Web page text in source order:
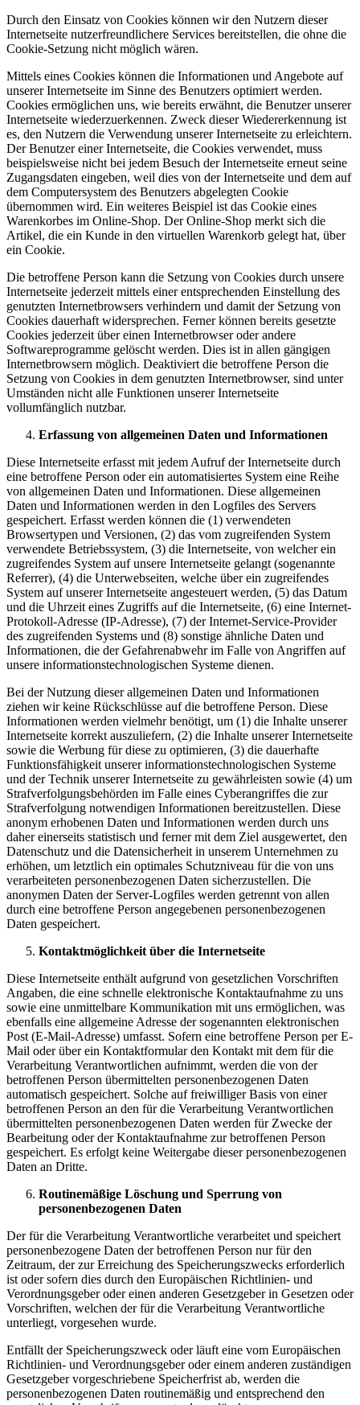
Durch den Einsatz von Cookies können wir den Nutzern dieser
Internetseite nutzerfreundlichere Services bereitstellen, die ohne die
Cookie-Setzung nicht möglich wären.
Mittels eines Cookies können die Informationen und Angebote auf
unserer Internetseite im Sinne des Benutzers optimiert werden.
Cookies ermöglichen uns, wie bereits erwähnt, die Benutzer unserer
Internetseite wiederzuerkennen. Zweck dieser Wiedererkennung ist
es, den Nutzern die Verwendung unserer Internetseite zu erleichtern.
Der Benutzer einer Internetseite, die Cookies verwendet, muss
beispielsweise nicht bei jedem Besuch der Internetseite erneut seine
Zugangsdaten eingeben, weil dies von der Internetseite und dem auf
dem Computersystem des Benutzers abgelegten Cookie
übernommen wird. Ein weiteres Beispiel ist das Cookie eines
Warenkorbes im Online-Shop. Der Online-Shop merkt sich die
Artikel, die ein Kunde in den virtuellen Warenkorb gelegt hat, über
ein Cookie.
Die betroffene Person kann die Setzung von Cookies durch unsere
Internetseite jederzeit mittels einer entsprechenden Einstellung des
genutzten Internetbrowsers verhindern und damit der Setzung von
Cookies dauerhaft widersprechen. Ferner können bereits gesetzte
Cookies jederzeit über einen Internetbrowser oder andere
Softwareprogramme gelöscht werden. Dies ist in allen gängigen
Internetbrowsern möglich. Deaktiviert die betroffene Person die
Setzung von Cookies in dem genutzten Internetbrowser, sind unter
Umständen nicht alle Funktionen unserer Internetseite
vollumfänglich nutzbar.
Erfassung von allgemeinen Daten und Informationen
Diese Internetseite erfasst mit jedem Aufruf der Internetseite durch
eine betroffene Person oder ein automatisiertes System eine Reihe
von allgemeinen Daten und Informationen. Diese allgemeinen
Daten und Informationen werden in den Logfiles des Servers
gespeichert. Erfasst werden können die (1) verwendeten
Browsertypen und Versionen, (2) das vom zugreifenden System
verwendete Betriebssystem, (3) die Internetseite, von welcher ein
zugreifendes System auf unsere Internetseite gelangt (sogenannte
Referrer), (4) die Unterwebseiten, welche über ein zugreifendes
System auf unserer Internetseite angesteuert werden, (5) das Datum
und die Uhrzeit eines Zugriffs auf die Internetseite, (6) eine Internet-
Protokoll-Adresse (IP-Adresse), (7) der Internet-Service-Provider
des zugreifenden Systems und (8) sonstige ähnliche Daten und
Informationen, die der Gefahrenabwehr im Falle von Angriffen auf
unsere informationstechnologischen Systeme dienen.
Bei der Nutzung dieser allgemeinen Daten und Informationen
ziehen wir keine Rückschlüsse auf die betroffene Person. Diese
Informationen werden vielmehr benötigt, um (1) die Inhalte unserer
Internetseite korrekt auszuliefern, (2) die Inhalte unserer Internetseite
sowie die Werbung für diese zu optimieren, (3) die dauerhafte
Funktionsfähigkeit unserer informationstechnologischen Systeme
und der Technik unserer Internetseite zu gewährleisten sowie (4) um
Strafverfolgungsbehörden im Falle eines Cyberangriffes die zur
Strafverfolgung notwendigen Informationen bereitzustellen. Diese
anonym erhobenen Daten und Informationen werden durch uns
daher einerseits statistisch und ferner mit dem Ziel ausgewertet, den
Datenschutz und die Datensicherheit in unserem Unternehmen zu
erhöhen, um letztlich ein optimales Schutzniveau für die von uns
verarbeiteten personenbezogenen Daten sicherzustellen. Die
anonymen Daten der Server-Logfiles werden getrennt von allen
durch eine betroffene Person angegebenen personenbezogenen
Daten gespeichert.
Kontaktmöglichkeit über die Internetseite
Diese Internetseite enthält aufgrund von gesetzlichen Vorschriften
Angaben, die eine schnelle elektronische Kontaktaufnahme zu uns
sowie eine unmittelbare Kommunikation mit uns ermöglichen, was
ebenfalls eine allgemeine Adresse der sogenannten elektronischen
Post (E-Mail-Adresse) umfasst. Sofern eine betroffene Person per E-
Mail oder über ein Kontaktformular den Kontakt mit dem für die
Verarbeitung Verantwortlichen aufnimmt, werden die von der
betroffenen Person übermittelten personenbezogenen Daten
automatisch gespeichert. Solche auf freiwilliger Basis von einer
betroffenen Person an den für die Verarbeitung Verantwortlichen
übermittelten personenbezogenen Daten werden für Zwecke der
Bearbeitung oder der Kontaktaufnahme zur betroffenen Person
gespeichert. Es erfolgt keine Weitergabe dieser personenbezogenen
Daten an Dritte.
Routinemäßige Löschung und Sperrung von
personenbezogenen Daten
Der für die Verarbeitung Verantwortliche verarbeitet und speichert
personenbezogene Daten der betroffenen Person nur für den
Zeitraum, der zur Erreichung des Speicherungszwecks erforderlich
ist oder sofern dies durch den Europäischen Richtlinien- und
Verordnungsgeber oder einen anderen Gesetzgeber in Gesetzen oder
Vorschriften, welchen der für die Verarbeitung Verantwortliche
unterliegt, vorgesehen wurde.
Entfällt der Speicherungszweck oder läuft eine vom Europäischen
Richtlinien- und Verordnungsgeber oder einem anderen zuständigen
Gesetzgeber vorgeschriebene Speicherfrist ab, werden die
personenbezogenen Daten routinemäßig und entsprechend den